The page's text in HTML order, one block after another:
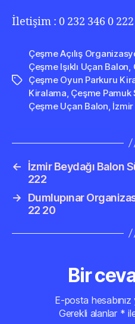
İletişim : 0 232 346 0 222
Etiketler
Çeşme Açılış
Çeşme Işıklı Uçan Balon,
Çeşme Oyun Parkuru
Kiralama, Çeşme Pamuk
Çeşme Uçan Balon,
←
İzmir Beydağı Balon
222
→
Dumlupınar
22 20
Bir
E-posta
Gerekli alanlar *